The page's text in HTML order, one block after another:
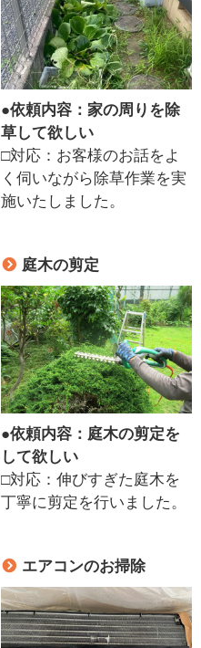
●依頼内容：家の周りを除
草して欲しい
□対応：お客様のお話をよ
く伺いながら除草作業を実
施いたしました。
庭木の剪定
●依頼内容：庭木の剪定を
して欲しい
□対応：伸びすぎた庭木を
丁寧に剪定を行いました。
エアコンのお掃除